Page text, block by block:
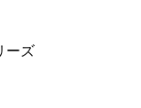
ーズ